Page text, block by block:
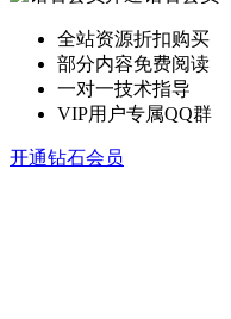
全站资源折扣购买
部分内容免费阅读
一对一技术指导
VIP用户专属QQ群
开通钻石会员